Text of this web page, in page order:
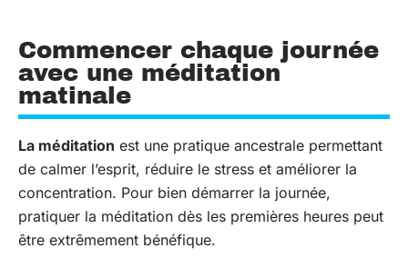
Commencer chaque journée
avec une méditation
matinale
La méditation est une pratique ancestrale permettant
de calmer l’esprit, réduire le stress et améliorer la
concentration. Pour bien démarrer la journée,
pratiquer la méditation dès les premières heures peut
être extrêmement bénéfique.